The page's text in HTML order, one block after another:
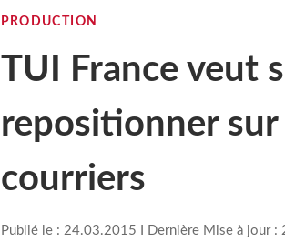
PRODUCTION
TUI France veut
repositionner
courriers
Publié le : 24.03.2015 I Dernière Mise à jour :